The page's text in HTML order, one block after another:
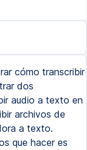
cómo transcribir
dos
audio a texto en
archivos de
a texto.
que hacer es